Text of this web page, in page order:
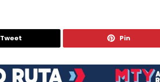
Tweet Pin